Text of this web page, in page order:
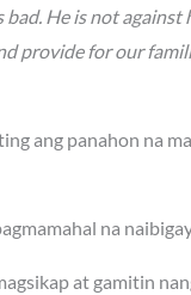
bad. He is not
provide for our
ang panahon na
na
at gamitin